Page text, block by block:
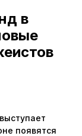
в
появятся